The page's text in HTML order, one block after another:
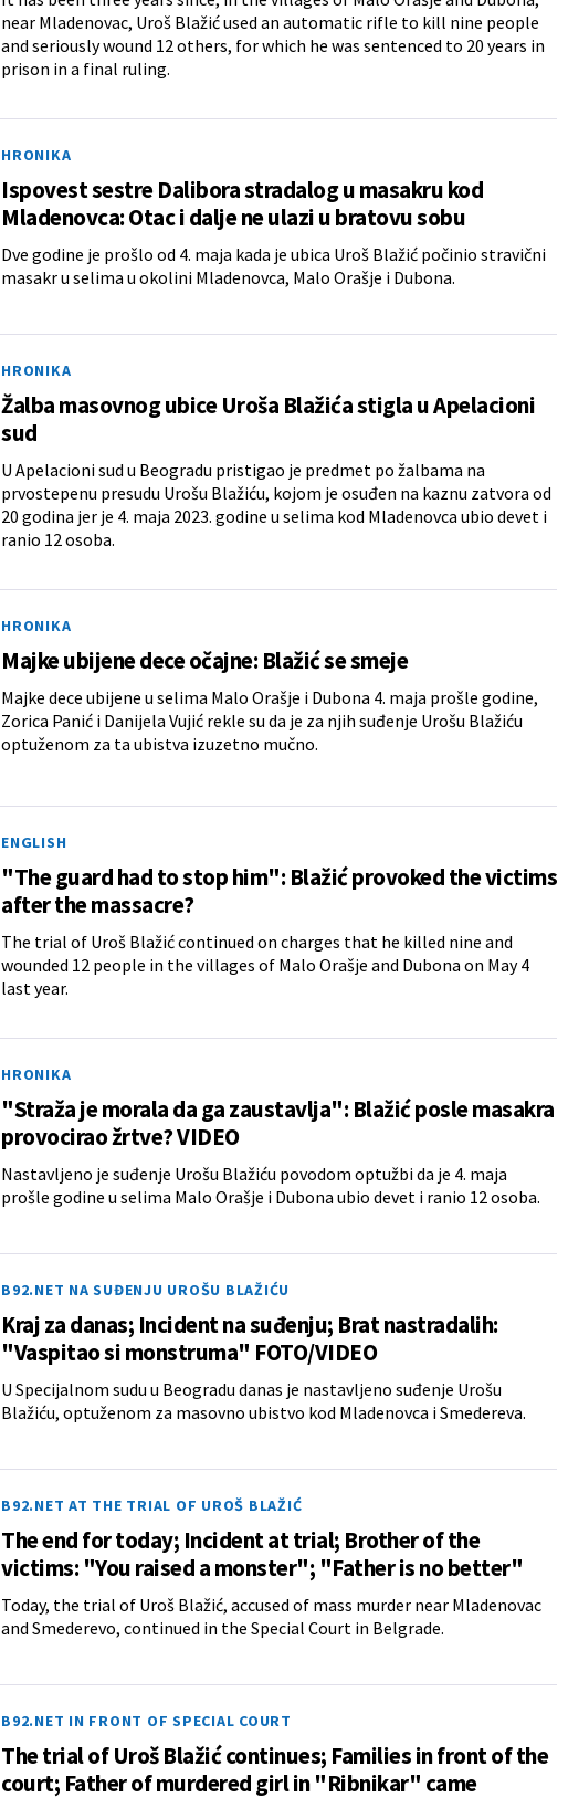
near Mladenovac, Uroš Blažić used an automatic rifle to kill nine people
and seriously wound 12 others, for which he was sentenced to 20 years in
prison in a final ruling.
HRONIKA
Ispovest sestre Dalibora stradalog u masakru kod
Mladenovca: Otac i dalje ne ulazi u bratovu sobu
Dve godine je prošlo od 4. maja kada je ubica Uroš Blažić počinio stravični
masakr u selima u okolini Mladenovca, Malo Orašje i Dubona.
HRONIKA
Žalba masovnog ubice Uroša Blažića stigla u Apelacioni
sud
U Apelacioni sud u Beogradu pristigao je predmet po žalbama na
prvostepenu presudu Urošu Blažiću, kojom je osuđen na kaznu zatvora od
20 godina jer je 4. maja 2023. godine u selima kod Mladenovca ubio devet i
ranio 12 osoba.
HRONIKA
Majke ubijene dece očajne: Blažić se smeje
Majke dece ubijene u selima Malo Orašje i Dubona 4. maja prošle godine,
Zorica Panić i Danijela Vujić rekle su da je za njih suđenje Urošu Blažiću
optuženom za ta ubistva izuzetno mučno.
ENGLISH
"The guard had to stop him": Blažić provoked the victims
after the massacre?
The trial of Uroš Blažić continued on charges that he killed nine and
wounded 12 people in the villages of Malo Orašje and Dubona on May 4
last year.
HRONIKA
"Straža je morala da ga zaustavlja": Blažić posle masakra
provocirao žrtve? VIDEO
Nastavljeno je suđenje Urošu Blažiću povodom optužbi da je 4. maja
prošle godine u selima Malo Orašje i Dubona ubio devet i ranio 12 osoba.
B92.NET NA SUĐENJU UROŠU BLAŽIĆU
Kraj za danas; Incident na suđenju; Brat nastradalih:
"Vaspitao si monstruma" FOTO/VIDEO
U Specijalnom sudu u Beogradu danas je nastavljeno suđenje Urošu
Blažiću, optuženom za masovno ubistvo kod Mladenovca i Smedereva.
B92.NET AT THE TRIAL OF UROŠ BLAŽIĆ
The end for today; Incident at trial; Brother of the
victims: "You raised a monster"; "Father is no better"
Today, the trial of Uroš Blažić, accused of mass murder near Mladenovac
and Smederevo, continued in the Special Court in Belgrade.
B92.NET IN FRONT OF SPECIAL COURT
The trial of Uroš Blažić continues; Families in front of the
court; Father of murdered girl in "Ribnikar" came